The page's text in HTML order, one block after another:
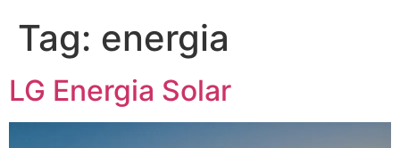
Tag: energia
LG Energia Solar